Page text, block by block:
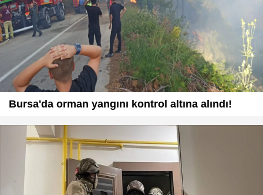
Bursa'da orman yangını kontrol altına alındı!